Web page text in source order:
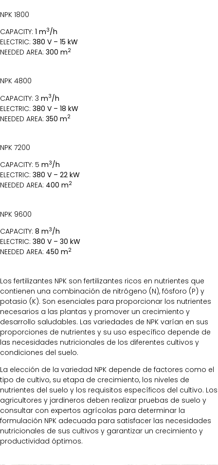
NPK 1800
CAPACITY: 1 m3/h
ELECTRIC: 380 V – 15 kW
NEEDED AREA: 300 m2
NPK 4800
CAPACITY: 3 m3/h
ELECTRIC: 380 V – 18 kW
NEEDED AREA: 350 m2
NPK 7200
CAPACITY: 5 m3/h
ELECTRIC: 380 V – 22 kW
NEEDED AREA: 400 m2
NPK 9600
CAPACITY: 8 m3/h
ELECTRIC: 380 V – 30 kW
NEEDED AREA: 450 m2
Los fertilizantes NPK son fertilizantes ricos en nutrientes que
contienen una combinación de nitrógeno (N), fósforo (P) y
potasio (K). Son esenciales para proporcionar los nutrientes
necesarios a las plantas y promover un crecimiento y
desarrollo saludables. Las variedades de NPK varían en sus
proporciones de nutrientes y su uso específico depende de
las necesidades nutricionales de los diferentes cultivos y
condiciones del suelo.
La elección de la variedad NPK depende de factores como el
tipo de cultivo, su etapa de crecimiento, los niveles de
nutrientes del suelo y los requisitos específicos del cultivo. Los
agricultores y jardineros deben realizar pruebas de suelo y
consultar con expertos agrícolas para determinar la
formulación NPK adecuada para satisfacer las necesidades
nutricionales de sus cultivos y garantizar un crecimiento y
productividad óptimos.